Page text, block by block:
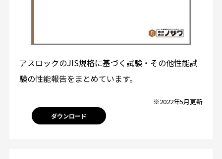
アスロックのJIS規格に基づく試験・その他性能試
験の性能報告をまとめています。
※2022年5月更新
ダウンロード